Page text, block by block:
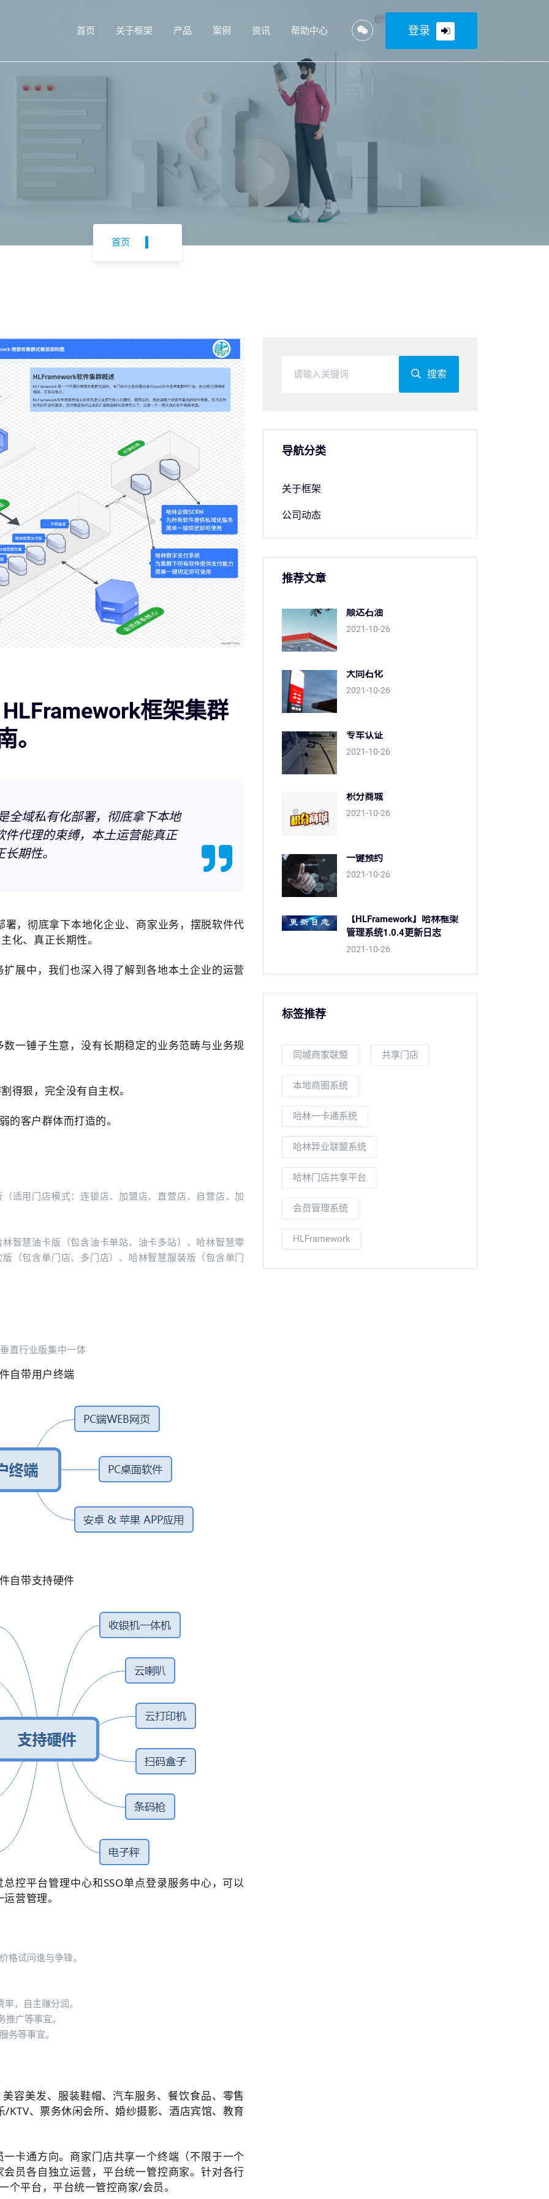
首页 关于框架 产品 案例 资讯 帮助中心 登录
首页
框架集群
。
全域私有化部署，彻底拿下本地
代理的束缚，本土运营能真正
期性。
署，彻底拿下本地化企业、商家业务，摆脱软件代
化、真正长期性。
展中，我们也深入得了解到各地本土企业的运营
一锤子生意，没有长期稳定的业务范畴与业务规
得狠，完全没有自主权。
客户群体而打造的。
适用门店模式：连锁店、加盟店、直营店、自营店、加
智慧油卡版（包含油卡单站、油卡多站）、哈林智慧零
（包含单门店、多门店）、哈林智慧服装版（包含单门
直行业版集中一体
自带用户终端
自带支持硬件
总控平台管理中心和SSO单点登录服务中心，可以
营管理。
格试问谁与争锋。
，自主赚分润。
广等事宜。
务等事宜。
容美发、服装鞋帽、汽车服务、餐饮食品、零售
、票务休闲会所、婚纱摄影、酒店宾馆、教育
一卡通方向。 商家门店共享一个终端（不限于一个
员各自独立运营，平台统一管控商家。 针对各行
平台，平台统一管控商家/会员。
搜索
导航分类
关于框架
公司动态
推荐文章
顺达石油
2021-10-26
大同石化
2021-10-26
专车认证
2021-10-26
积分商城
2021-10-26
一键预约
2021-10-26
【HLFramework】哈林框架
管理系统1.0.4更新日志
2021-10-26
标签推荐
同城商家联盟 共享门店
本地商圈系统
哈林一卡通系统
哈林异业联盟系统
哈林门店共享平台
会员管理系统
HLFramework